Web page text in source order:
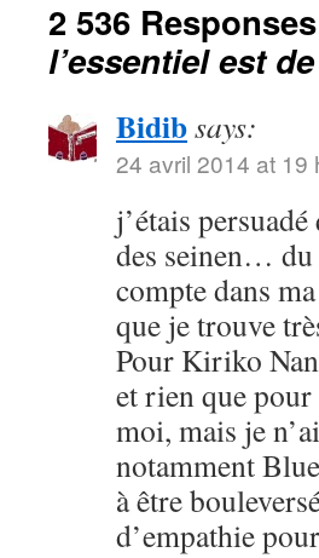
2 536
l’essentiel est
Bidibsays:
24 avril 2014 at 19
j’étais
des seinen… du
compte dans
que je trouve
Pour Kiriko
et rien que pour
moi, mais je
notamment
à être
d’empathie